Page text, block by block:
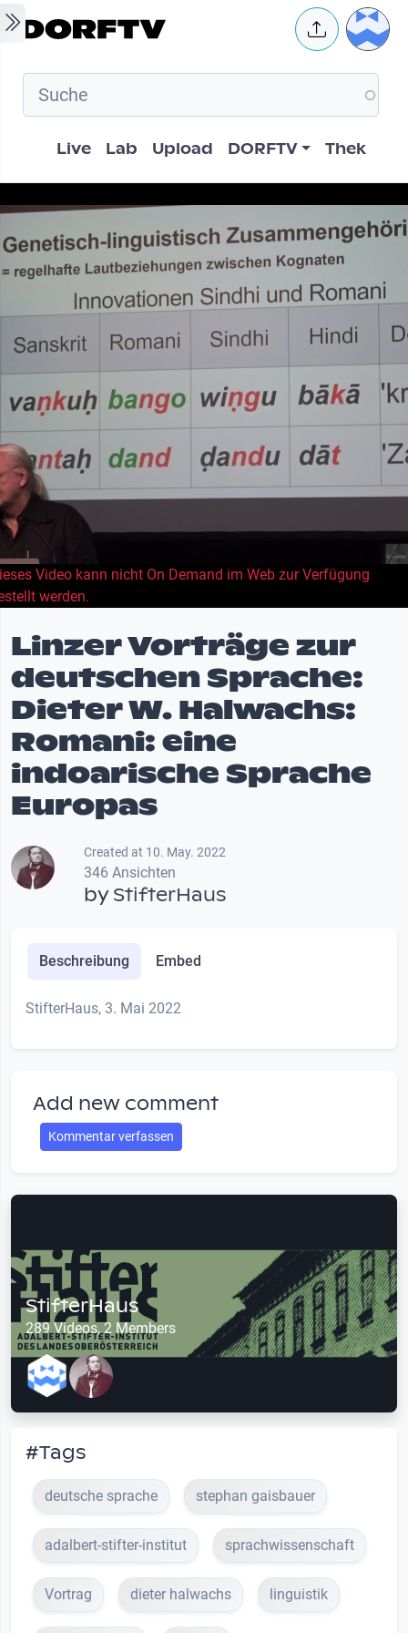
Skip to main content User
Hauptnavigation
Live Lab Upload DORFTV Thek
Video kann nicht On Demand im Web zur Verfügung
werden.
Linzer Vorträge zur
deutschen Sprache:
Dieter W. Halwachs:
Romani: eine
indoarische Sprache
Europas
Created at 10. May. 2022
346 Ansichten
byStifterHaus
Beschreibung Embed
StifterHaus, 3. Mai 2022
Add new comment
Kommentar verfassen
StifterHaus
289 Videos, 2 Members
#Tags
deutsche sprache stephan gaisbauer
adalbert-stifter-institut sprachwissenschaft
Vortrag dieter halwachs linguistik